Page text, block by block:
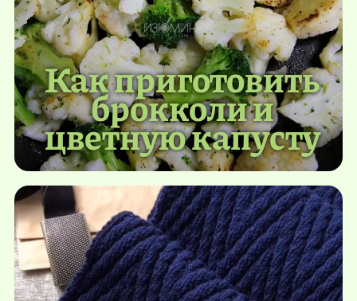
Как приготовить
брокколи и
цветную капусту